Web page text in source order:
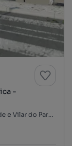
-
Soares dos Reis - Rasa de Cima, Mafamude e Vilar do Paraíso, Vila Nova de Gaia, Porto